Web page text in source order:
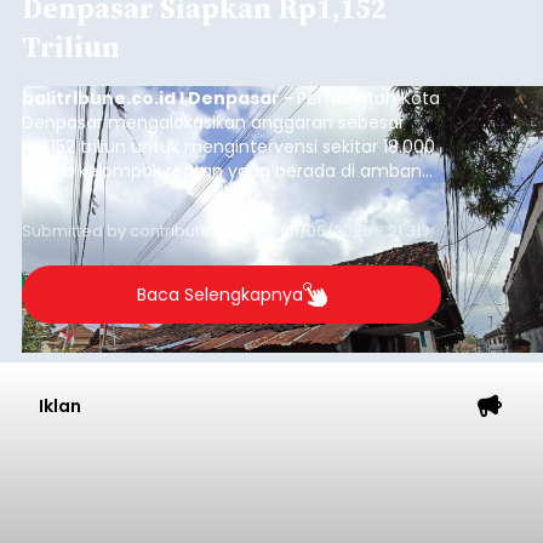
Triliun
balitribune.co.id I Denpasar - Pemerintah Kota
Denpasar mengalokasikan anggaran sebesar
Rp1,152 triliun untuk mengintervensi sekitar 18.000
warga kelompok rentan yang berada di ambang
garis kemiskinan. Langkah strategis ini diambil
guna menjaga masyarakat yang berada pada
kelompok desil 5 dan 6 tersebut agar tidak
merosot ke kategori miskin.
Submitted by contributor Thu, 08/06/2026 - 21:31
Baca Selengkapnya
Iklan